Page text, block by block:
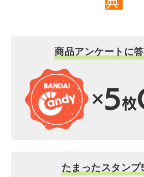
商品アンケートに
たまったスタンプ